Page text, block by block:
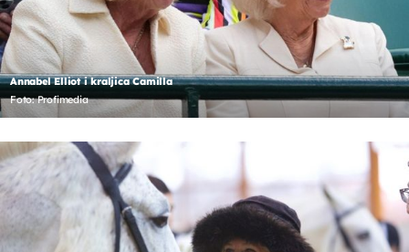
Annabel Elliot i kraljica Camilla
Foto: Profimedia